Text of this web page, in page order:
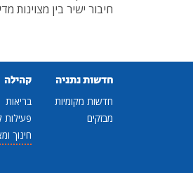
חיבור ישיר בין מצוינות
חדשות נתניה
חדשות מקומיות
מבזקים
קהילה
בריאות
פעילות
חינוך